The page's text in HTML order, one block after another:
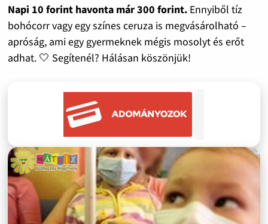
Napi 10 forint havonta már 300 forint.Ennyiből tíz
bohócorr vagy egy színes ceruza is megvásárolható –
apróság, ami egy gyermeknek mégis mosolyt és erőt
adhat. 🤍 Segítenél? Hálásan köszönjük!